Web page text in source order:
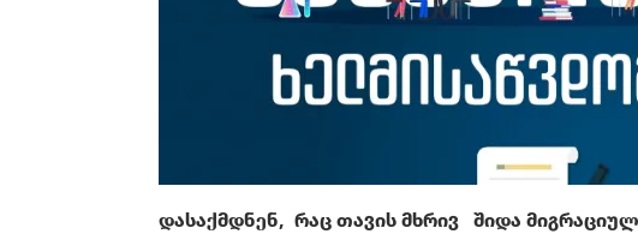
დასაქმდნენ, რაც თავის მხრივ შიდა